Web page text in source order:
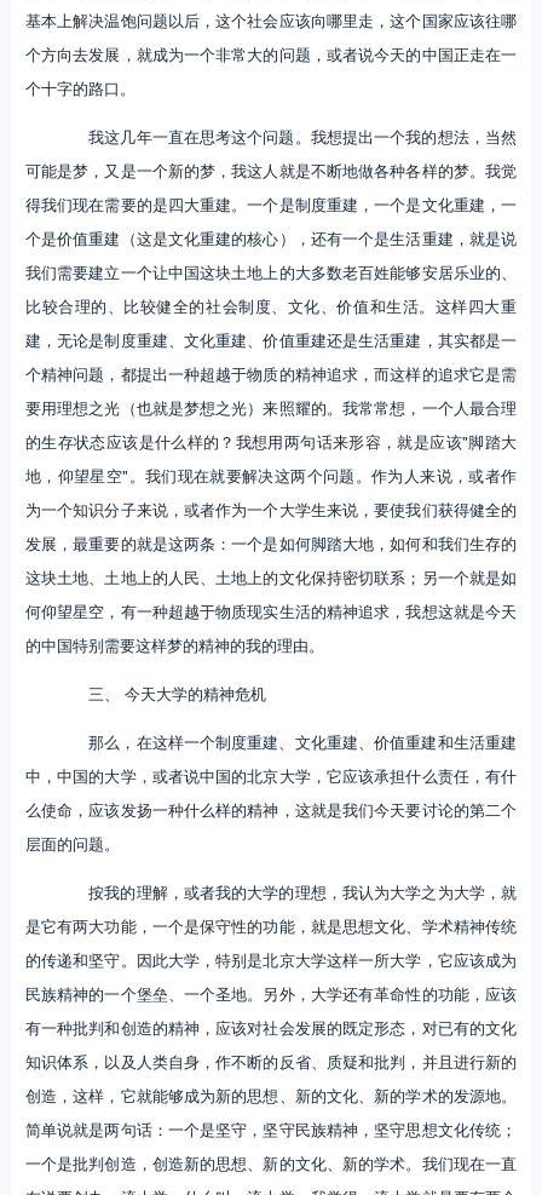
基本上解决温饱问题以后，这个社会应该向哪里走，这个国家应该往哪
个方向去发展，就成为一个非常大的问题，或者说今天的中国正走在一
个十字的路口。
我这几年一直在思考这个问题。我想提出一个我的想法，当然
可能是梦，又是一个新的梦，我这人就是不断地做各种各样的梦。我觉
得我们现在需要的是四大重建。一个是制度重建，一个是文化重建，一
个是价值重建（这是文化重建的核心），还有一个是生活重建，就是说
我们需要建立一个让中国这块土地上的大多数老百姓能够安居乐业的、
比较合理的、比较健全的社会制度、文化、价值和生活。这样四大重
建，无论是制度重建、文化重建、价值重建还是生活重建，其实都是一
个精神问题，都提出一种超越于物质的精神追求，而这样的追求它是需
要用理想之光（也就是梦想之光）来照耀的。我常常想，一个人最合理
的生存状态应该是什么样的？我想用两句话来形容，就是应该"脚踏大
地，仰望星空"。我们现在就要解决这两个问题。作为人来说，或者作
为一个知识分子来说，或者作为一个大学生来说，要使我们获得健全的
发展，最重要的就是这两条：一个是如何脚踏大地，如何和我们生存的
这块土地、土地上的人民、土地上的文化保持密切联系；另一个就是如
何仰望星空，有一种超越于物质现实生活的精神追求，我想这就是今天
的中国特别需要这样梦的精神的我的理由。
三、 今天大学的精神危机
那么，在这样一个制度重建、文化重建、价值重建和生活重建
中，中国的大学，或者说中国的北京大学，它应该承担什么责任，有什
么使命，应该发扬一种什么样的精神，这就是我们今天要讨论的第二个
层面的问题。
按我的理解，或者我的大学的理想，我认为大学之为大学，就
是它有两大功能，一个是保守性的功能，就是思想文化、学术精神传统
的传递和坚守。因此大学，特别是北京大学这样一所大学，它应该成为
民族精神的一个堡垒、一个圣地。另外，大学还有革命性的功能，应该
有一种批判和创造的精神，应该对社会发展的既定形态，对已有的文化
知识体系，以及人类自身，作不断的反省、质疑和批判，并且进行新的
创造，这样，它就能够成为新的思想、新的文化、新的学术的发源地。
简单说就是两句话：一个是坚守，坚守民族精神，坚守思想文化传统；
一个是批判创造，创造新的思想、新的文化、新的学术。我们现在一直